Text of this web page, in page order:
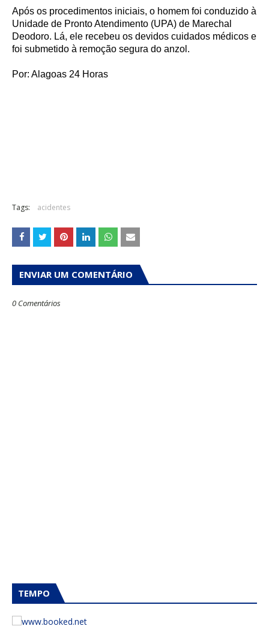
Após os procedimentos iniciais, o homem foi conduzido à
Unidade de Pronto Atendimento (UPA) de Marechal
Deodoro. Lá, ele recebeu os devidos cuidados médicos e
foi submetido à remoção segura do anzol.
Por: Alagoas 24 Horas
Tags: acidentes
ENVIAR UM COMENTÁRIO
0 Comentários
TEMPO